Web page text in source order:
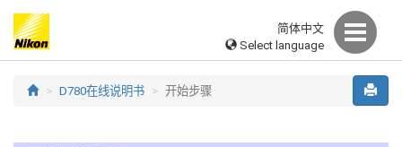
简体中文
Select language
D780在线说明书 开始步骤